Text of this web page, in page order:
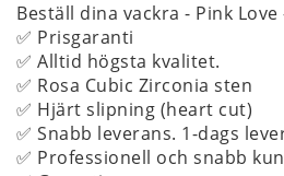
Beställ dina vackra - Pink
✅ Prisgaranti
✅ Alltid högsta kvalitet.
✅ Rosa Cubic Zirconia sten
✅ Hjärt slipning (heart cut)
✅ Snabb leverans. 1-dags
✅ Professionell och snabb